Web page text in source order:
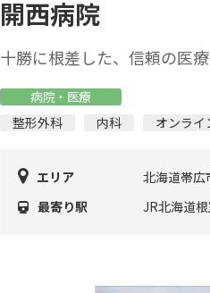
開西病院
十勝に根差した、信頼の医療
病院・医療
整形外科
内科 オンライ
エリア
北海道帯広
最寄り駅
JR北海道